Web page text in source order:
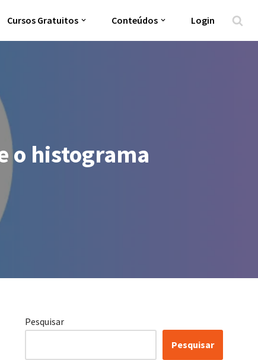
Cursos Gratuitos Conteúdos Login
o histograma
Pesquisar
Pesquisar